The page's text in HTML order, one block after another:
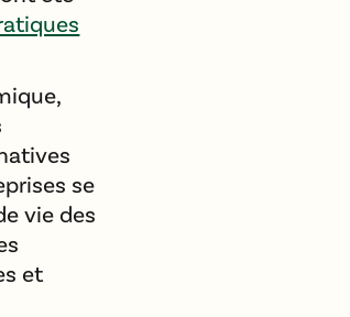
se
vie des
et